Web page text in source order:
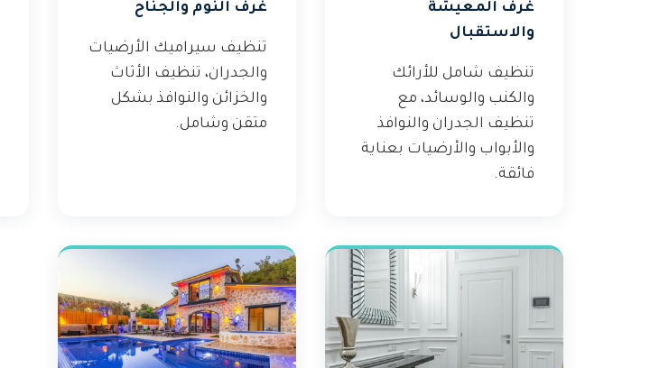
غرف المعيشة
والاستقبال
تنظيف شامل للأرائك
والكنب والوسائد، مع
تنظيف الجدران والنوافذ
والأبواب والأرضيات بعناية
فائقة.
غرف النوم والجناح
تنظيف سيراميك الأرضيات
والجدران، تنظيف الأثاث
والخزائن والنوافذ بشكل
متقن وشامل.